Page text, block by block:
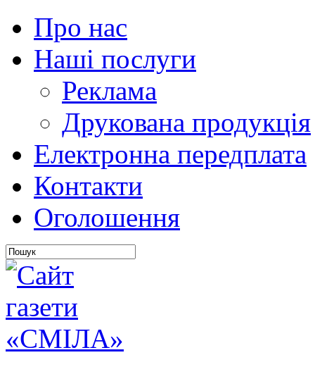
Про нас
Наші послуги
Реклама
Друкована продукція
Електронна передплата
Контакти
Оголошення